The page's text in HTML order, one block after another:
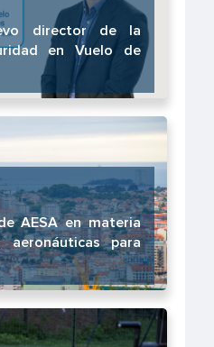
director de la
en Vuelo de
AESA en materia
aeronáuticas para